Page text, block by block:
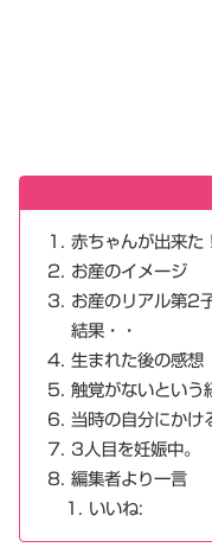
赤ちゃんが出来た
お産のイメージ
お産のリアル第2
結果・・
生まれた後の感想
触覚がないという
当時の自分にかけ
3人目を妊娠中。
編集者より一言
いいね: